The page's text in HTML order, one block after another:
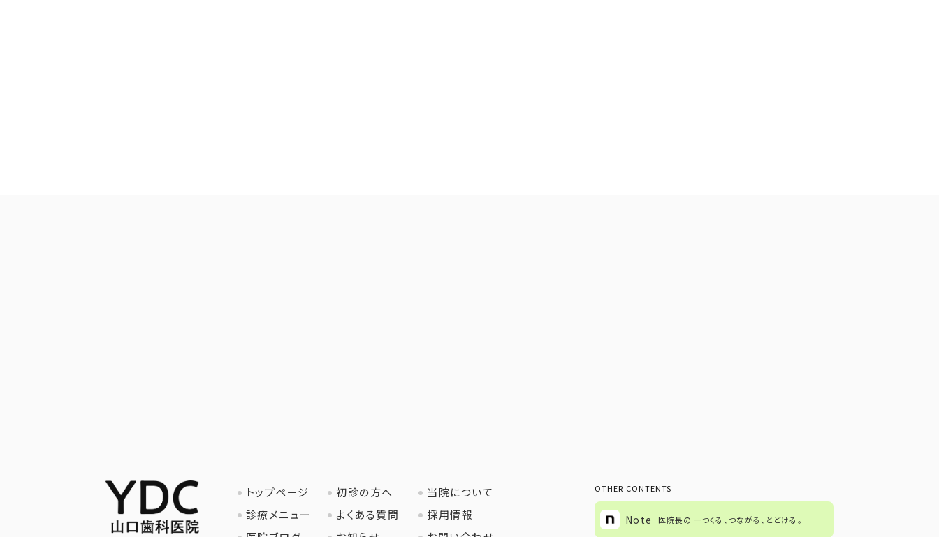
トップページ 初診の方へ
当院について
診療メニュー
よくある質問
採用情報
OTHER CONTENTS
Note 医院長の ―つくる、つながる、とどける。